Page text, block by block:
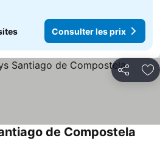
Consulter les prix
Partager
de Compostela